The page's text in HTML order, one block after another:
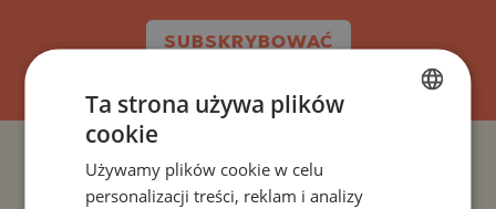
SUBSKRYBOWAĆ
PROJEKTY I NIERUCHOMOŚCI WEDŁUG KRAJU
Ta strona używa plików
cookie
Używamy plików cookie w celu
personalizacji treści, reklam i analizy